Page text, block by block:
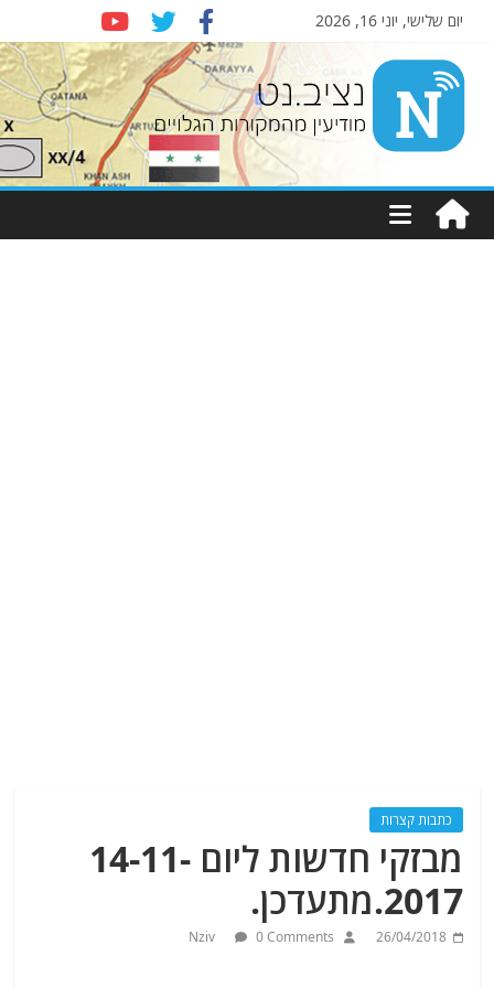
יום שלישי, יוני 16, 2026
Nziv.net
מודיעין
מהמקורות
כתבות קצרות
מבזקי חדשות ליום 14-11-
2017.מתעדכן.
26/04/2018
Nziv 0 Comments